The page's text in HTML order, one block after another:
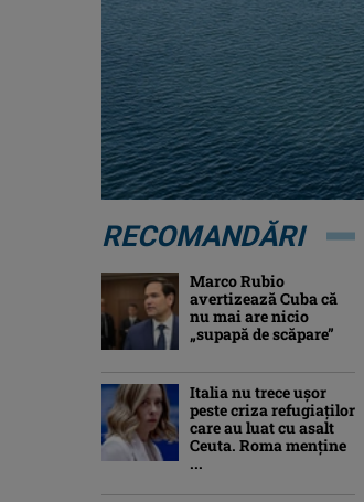
RECOMANDĂRI
Marco Rubio
avertizează Cuba că
nu mai are nicio
„supapă de scăpare”
Italia nu trece ușor
peste criza refugiaților
care au luat cu asalt
Ceuta. Roma menține
...